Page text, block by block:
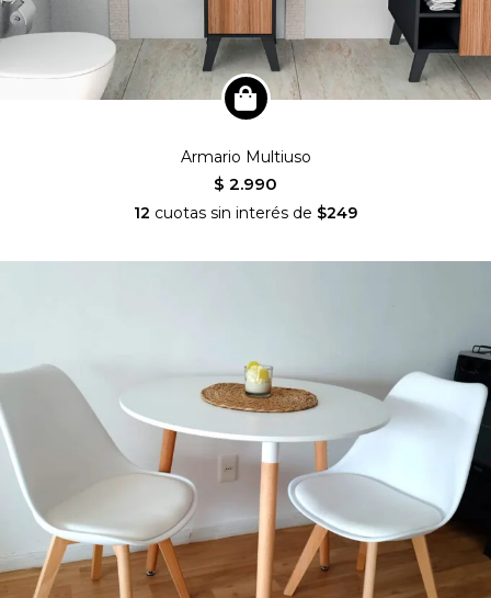
Armario Multiuso
$ 2.990
12 cuotas sin interés de $249